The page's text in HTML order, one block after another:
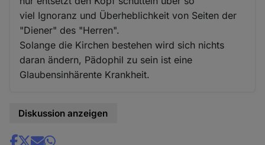
viel Ignoranz und Überheblichkeit von Seiten der
"Diener" des "Herren".
Solange die Kirchen bestehen wird sich nichts
daran ändern, Pädophil zu sein ist eine
Glaubensinhärente Krankheit.
Diskussion anzeigen